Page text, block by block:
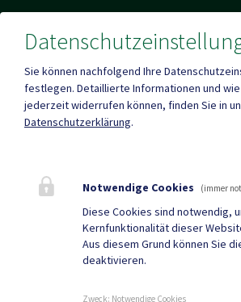
Amtsstunden
Mehr
Quicklinks
Geko digital Gemeinde-
Sport
Gemeindenachrichten
Termine
Sie können nachfolgend Ihre
festlegen. Detaillierte Informationen und
jederzeit widerrufen können, finden Sie in
Datenschutzerklärung.
Notwendige Cookies (immer
Diese Cookies sind notwendig,
Kernfunktionalität dieser
Aus diesem Grund können Sie
deaktivieren.
Zweck: Notwendige Cookies